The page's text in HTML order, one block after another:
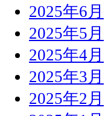
2025年6月
2025年5月
2025年4月
2025年3月
2025年2月